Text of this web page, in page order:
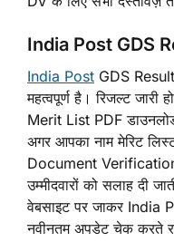
India Post GDS
India Post GDS Result
महत्वपूर्ण है। रिजल्ट जारी
Merit List PDF
अगर आपका नाम मेरिट
Document Verification
उम्मीदवारों को सलाह दी
वेबसाइट पर जाकर India
नवीनतम अपडेट चेक करते